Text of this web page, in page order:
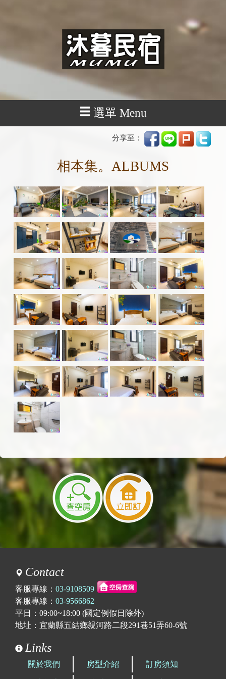
選單 Menu
分享至：
相本集。ALBUMS
Contact
客服專線： 03-9108509
客服專線： 03-9566862
平日：09:00~18:00 (國定例假日除外)
地址：宜蘭縣五結鄉親河路二段291巷51弄60-6號
Links
關於我們 房型介紹 訂房須知